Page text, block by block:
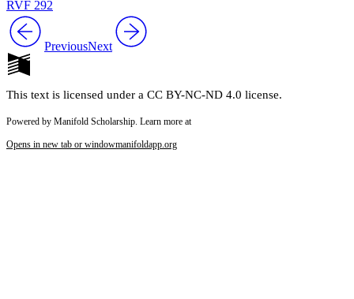
RVF 292
PreviousNext
This text is licensed under a CC BY-NC-ND 4.0 license.
Powered by Manifold Scholarship. Learn more at
Opens in new tab or windowmanifoldapp.org